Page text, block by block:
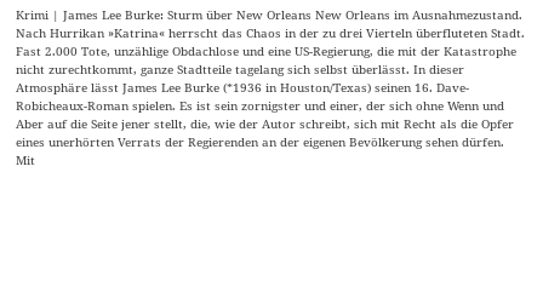
Krimi | James Lee Burke: Sturm über New Orleans New Orleans im Ausnahmezustand.
Nach Hurrikan »Katrina« herrscht das Chaos in der zu drei Vierteln überfluteten Stadt.
Fast 2.000 Tote, unzählige Obdachlose und eine US-Regierung, die mit der Katastrophe
nicht zurechtkommt, ganze Stadtteile tagelang sich selbst überlässt. In dieser
Atmosphäre lässt James Lee Burke (*1936 in Houston/Texas) seinen 16. Dave-
Robicheaux-Roman spielen. Es ist sein zornigster und einer, der sich ohne Wenn und
Aber auf die Seite jener stellt, die, wie der Autor schreibt, sich mit Recht als die Opfer
eines unerhörten Verrats der Regierenden an der eigenen Bevölkerung sehen dürfen.
Mit